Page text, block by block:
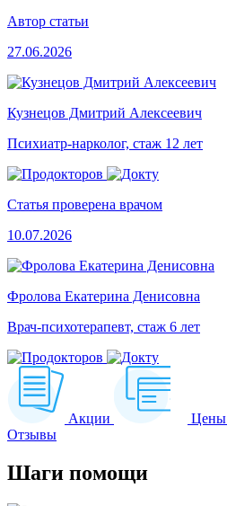
Автор статьи
27.06.2026
Кузнецов Дмитрий Алексеевич
Психиатр-нарколог, стаж 12 лет
Статья проверена врачом
10.07.2026
Фролова Екатерина Денисовна
Врач-психотерапевт, стаж 6 лет
Акции Цены
Отзывы
Шаги помощи